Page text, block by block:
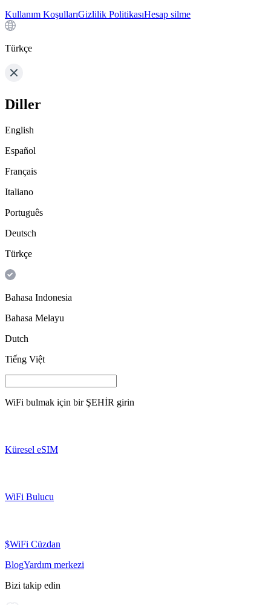
Kullanım KoşullarıGizlilik PolitikasıHesap silme
Türkçe
Diller
English
Español
Français
Italiano
Português
Deutsch
Türkçe
Bahasa Indonesia
Bahasa Melayu
Dutch
Tiếng Việt
WiFi bulmak için bir ŞEHİR girin
Küresel eSIM
WiFi Bulucu
$WiFi Cüzdan
BlogYardım merkezi
Bizi takip edin